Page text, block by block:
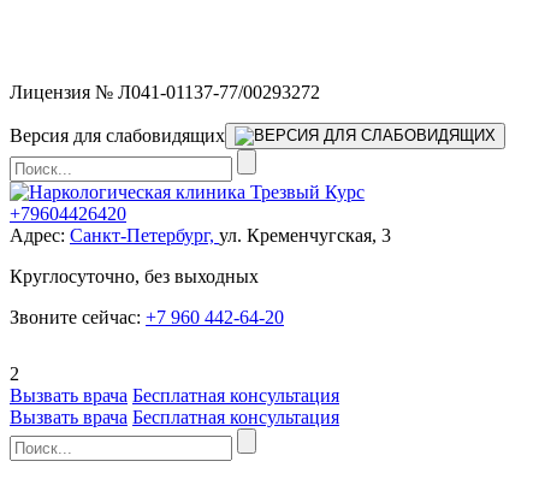
Лицензия № Л041-01137-77/00293272
Версия для слабовидящих
+79604426420
Адрес: Санкт-Петербург, ул. Кременчугская, 3
Круглосуточно, без выходных
Звоните сейчас: +7 960 442-64-20
2
Вызвать врача Бесплатная консультация
Вызвать врача Бесплатная консультация